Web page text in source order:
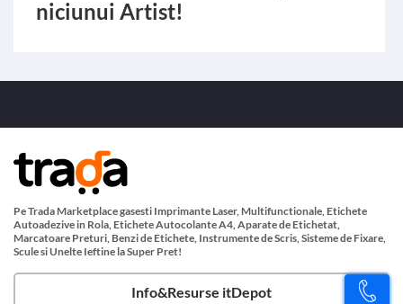
niciunui Artist!
Pe Trada Marketplace gasesti Imprimante Laser, Multifunctionale, Etichete
Autoadezive in Rola, Etichete Autocolante A4, Aparate de Etichetat,
Marcatoare Preturi, Benzi de Etichete, Instrumente de Scris, Sisteme de Fixare,
Scule si Unelte Ieftine la Super Pret!
Info&Resurse itDepot